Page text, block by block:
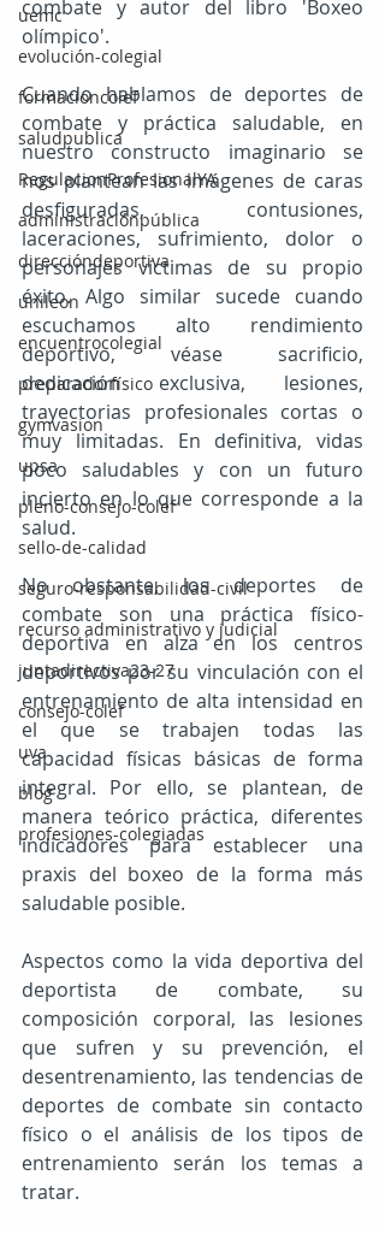
uemc
evolución-colegial
formacioncolef
saludpublica
RegulacionProfesionalYA
administraciónpública
direccióndeportiva
unileon
encuentrocolegial
preparadorfísico
gymvasion
upsa
pleno-consejo-colef
sello-de-calidad
seguro-responsabilidad-civil
recurso administrativo y judicial
juntadirectiva23-27
consejo-colef
uva
blog
profesiones-colegiadas
combate y autor del libro 'Boxeo
olímpico'.
Cuando hablamos de deportes de
combate y práctica saludable, en
nuestro constructo imaginario se
nos plantean las imágenes de caras
desfiguradas, contusiones,
laceraciones, sufrimiento, dolor o
personajes víctimas de su propio
éxito. Algo similar sucede cuando
escuchamos alto rendimiento
deportivo, véase sacrificio,
dedicación exclusiva, lesiones,
trayectorias profesionales cortas o
muy limitadas. En definitiva, vidas
poco saludables y con un futuro
incierto en lo que corresponde a la
salud.
No obstante, los deportes de
combate son una práctica físico-
deportiva en alza en los centros
deportivos por su vinculación con el
entrenamiento de alta intensidad en
el que se trabajen todas las
capacidad físicas básicas de forma
integral. Por ello, se plantean, de
manera teórico práctica, diferentes
indicadores para establecer una
praxis del boxeo de la forma más
saludable posible.
Aspectos como la vida deportiva del
deportista de combate, su
composición corporal, las lesiones
que sufren y su prevención, el
desentrenamiento, las tendencias de
deportes de combate sin contacto
físico o el análisis de los tipos de
entrenamiento serán los temas a
tratar.